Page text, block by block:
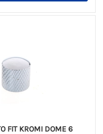
FIT KROMI DOME 6